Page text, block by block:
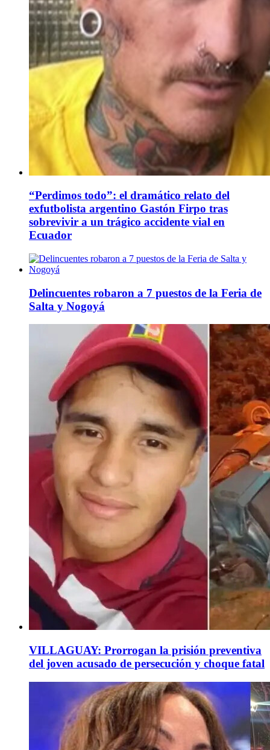
“Perdimos todo”: el dramático relato del
exfutbolista argentino Gastón Firpo tras
sobrevivir a un trágico accidente vial en
Ecuador
Delincuentes robaron a 7 puestos de la Feria de
Salta y Nogoyá
VILLAGUAY: Prorrogan la prisión preventiva
del joven acusado de persecución y choque fatal